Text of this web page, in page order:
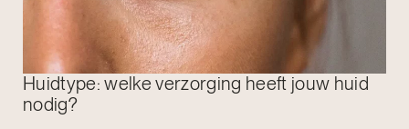
Huidtype: welke verzorging heeft jouw huid
nodig?